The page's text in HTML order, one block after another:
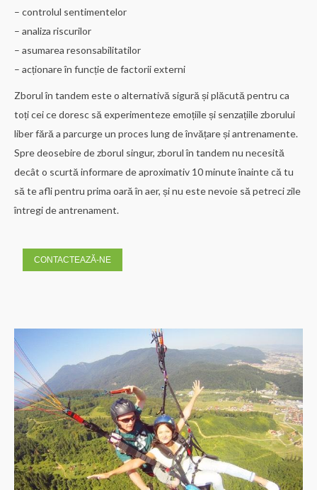
– controlul sentimentelor
– analiza riscurilor
– asumarea resonsabilitatilor
– acționare în funcție de factorii externi
Zborul în tandem este o alternativă sigură și plăcută pentru ca
toți cei ce doresc să experimenteze emoțiile și senzațiile zborului
liber fără a parcurge un proces lung de învățare și antrenamente.
Spre deosebire de zborul singur, zborul în tandem nu necesită
decât o scurtă informare de aproximativ 10 minute înainte că tu
să te afli pentru prima oară în aer, și nu este nevoie să petreci zile
întregi de antrenament.
CONTACTEAZĂ-NE